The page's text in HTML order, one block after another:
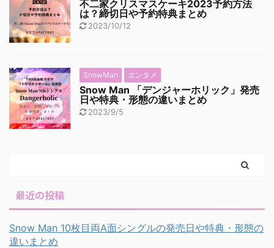
不二家クリスマスケーキ2023予約方法
は？締切日や予約特典まとめ
2023/10/12
SnowMan エンタメ
Snow Man 「デンジャーホリック」発売
日や特典・形態の違いまとめ
2023/9/5
最近の投稿
Snow Man 10枚目両A面シングルの発売日や特典・形態の
違いまとめ